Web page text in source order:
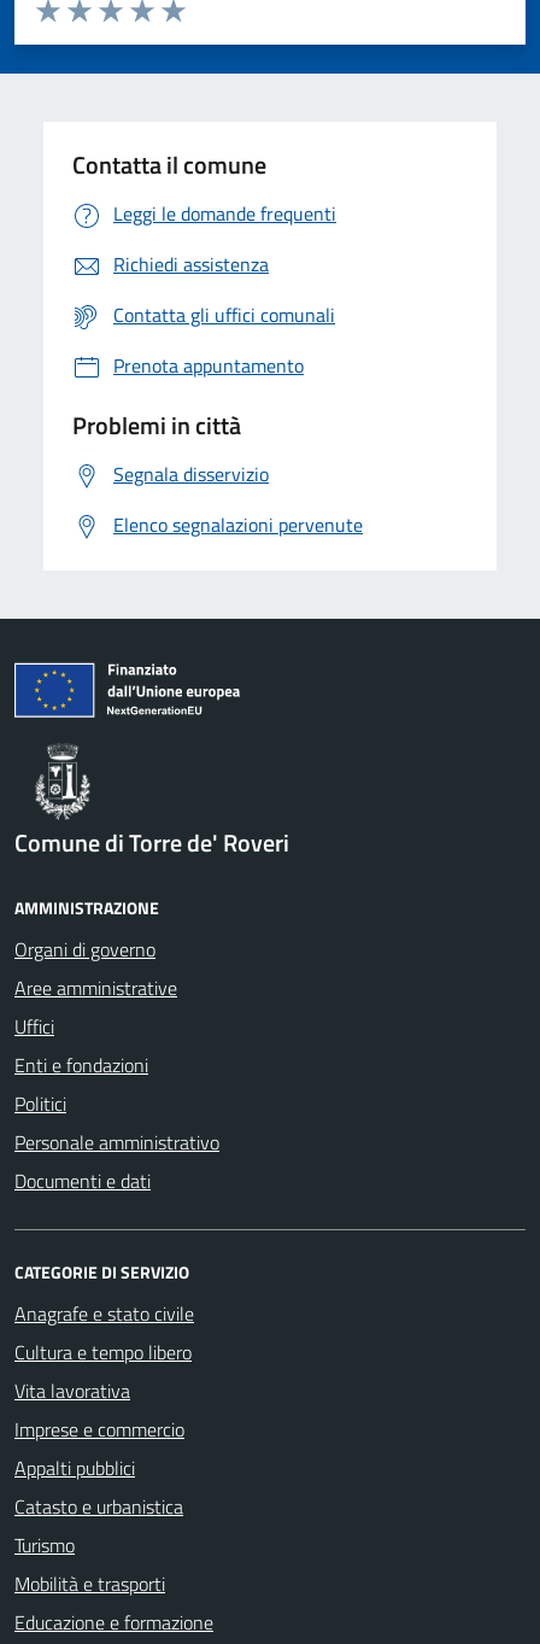
Valuta 5 stelle su 5
Valuta 4 stelle su 5
Valuta 3 stelle su 5
Valuta 2 stelle su 5
Valuta 1 stelle su 5
Contatta il comune
Leggi le domande frequenti
Richiedi assistenza
Contatta gli uffici comunali
Prenota appuntamento
Problemi in città
Segnala disservizio
Elenco segnalazioni pervenute
Comune di Torre de' Roveri
AMMINISTRAZIONE
Organi di governo
Aree amministrative
Uffici
Enti e fondazioni
Politici
Personale amministrativo
Documenti e dati
CATEGORIE DI SERVIZIO
Anagrafe e stato civile
Cultura e tempo libero
Vita lavorativa
Imprese e commercio
Appalti pubblici
Catasto e urbanistica
Turismo
Mobilità e trasporti
Educazione e formazione